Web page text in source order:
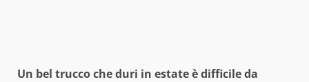
Un bel trucco che duri in estate è difficile da